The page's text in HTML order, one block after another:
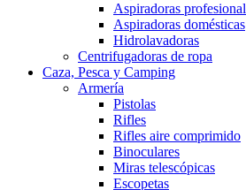
Aspiradoras
Aspiradoras domésticas
Hidrolavadoras
Centrifugadoras de ropa
Caza, Pesca y Camping
Armería
Pistolas
Rifles
Rifles aire comprimido
Binoculares
Miras telescópicas
Escopetas